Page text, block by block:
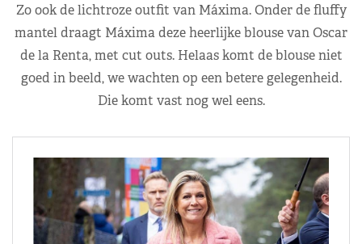
Zo ook de lichtroze outfit van Máxima. Onder de fluffy
mantel draagt Máxima deze heerlijke blouse van Oscar
de la Renta, met cut outs. Helaas komt de blouse niet
goed in beeld, we wachten op een betere gelegenheid.
Die komt vast nog wel eens.